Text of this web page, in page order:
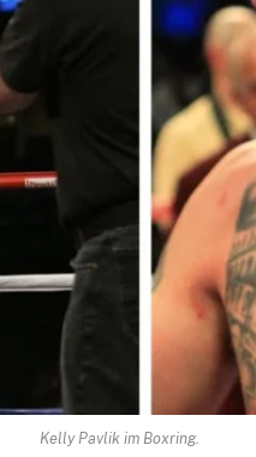
Kelly Pavlik im Boxring.